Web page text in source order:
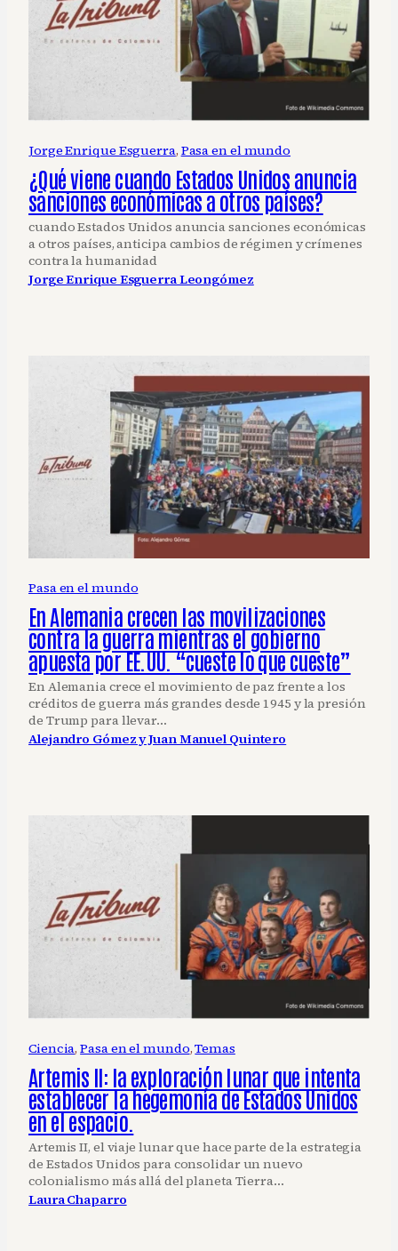
Jorge Enrique Esguerra, Pasa en el mundo
¿Qué viene cuando Estados Unidos anuncia
sanciones económicas a otros países?
cuando Estados Unidos anuncia sanciones económicas
a otros países, anticipa cambios de régimen y crímenes
contra la humanidad
Jorge Enrique Esguerra Leongómez
Pasa en el mundo
En Alemania crecen las movilizaciones
contra la guerra mientras el gobierno
apuesta por EE.UU. “cueste lo que cueste”
En Alemania crece el movimiento de paz frente a los
créditos de guerra más grandes desde 1945 y la presión
de Trump para llevar…
Alejandro Gómez y Juan Manuel Quintero
Ciencia, Pasa en el mundo, Temas
Artemis II: la exploración lunar que intenta
establecer la hegemonía de Estados Unidos
en el espacio.
Artemis II, el viaje lunar que hace parte de la estrategia
de Estados Unidos para consolidar un nuevo
colonialismo más allá del planeta Tierra…
Laura Chaparro